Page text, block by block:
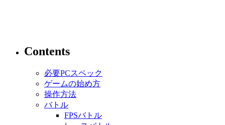
Contents
必要PCスペック
ゲームの始め方
操作方法
バトル
FPSバトル